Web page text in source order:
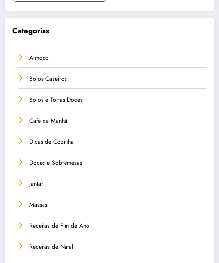
Categorias
Almoço
Bolos Caseiros
Bolos e Tortas Doces
Café da Manhã
Dicas de Cozinha
Doces e Sobremesas
Jantar
Massas
Receitas de Fim de Ano
Receitas de Natal